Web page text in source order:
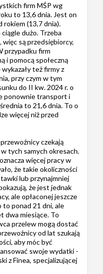
firm MŚP wg
to 13,6 dnia. Jest on
rokiem (13,7 dnia).
dużo. Trzeba
są przedsiębiorcy,
przypadku firm
i pomocą społeczną
też firmy z
przy czym w tym
do II kw. 2024 r. o
ponownie transport i
to 21,6 dnia. To o
więcej niż przed
czekają
tych samych okresach.
więcej pracy w
że takie okoliczności
lub przynajmniej
że jest jednak
ale opłaconej jeszcze
to ponad 21 dni, ale
dwa miesiące. To
przelew mogą dostać
od lat szukają
aby móc być
swoje wydatki -
z Finea, specjalizującej